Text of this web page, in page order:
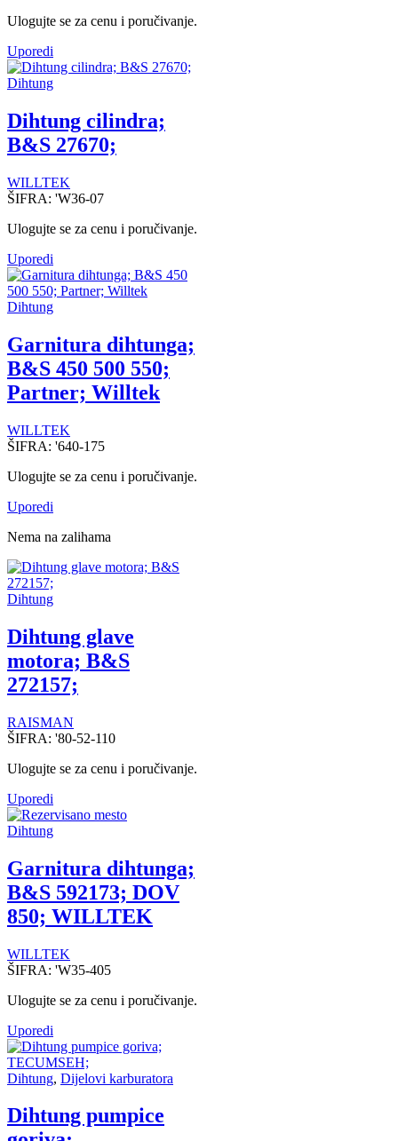
Ulogujte se za cenu i poručivanje.
Uporedi
Dihtung
Dihtung cilindra;
B&S 27670;
WILLTEK
ŠIFRA: 'W36-07
Ulogujte se za cenu i poručivanje.
Uporedi
Dihtung
Garnitura dihtunga;
B&S 450 500 550;
Partner; Willtek
WILLTEK
ŠIFRA: '640-175
Ulogujte se za cenu i poručivanje.
Uporedi
Nema na zalihama
Dihtung
Dihtung glave
motora; B&S
272157;
RAISMAN
ŠIFRA: '80-52-110
Ulogujte se za cenu i poručivanje.
Uporedi
Dihtung
Garnitura dihtunga;
B&S 592173; DOV
850; WILLTEK
WILLTEK
ŠIFRA: 'W35-405
Ulogujte se za cenu i poručivanje.
Uporedi
Dihtung, Dijelovi karburatora
Dihtung pumpice